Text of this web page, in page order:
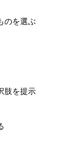
のを選ぶ
肢を提示